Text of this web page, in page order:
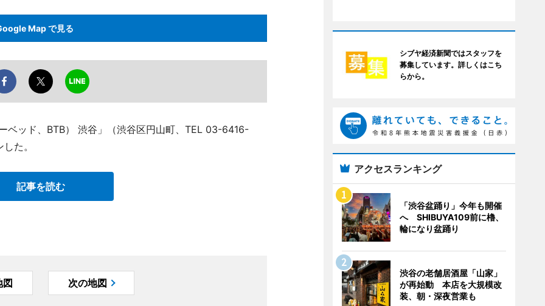
Map で見る
ベッド、BTB） 渋谷」（渋谷区円山町、TEL 03-6416-
た。
記事を読む
図 次の地図
シブヤ経済新聞ではスタッフを
募集しています。詳しくはこち
らから。
アクセスランキング
「渋谷盆踊り」今年も開催
へ SHIBUYA109前に櫓、
輪になり盆踊り
渋谷の老舗居酒屋「山家」
が再始動 本店を大規模改
装、朝・深夜営業も